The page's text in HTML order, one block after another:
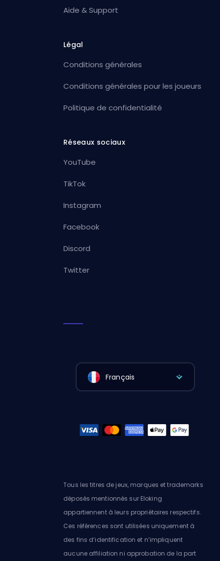
Aide & Support
Légal
Conditions générales
Conditions générales pour les joueurs
Politique de confidentialité
Réseaux sociaux
YouTube
TikTok
Instagram
Facebook
Discord
Twitter
Français
Tous les titres de jeux, marques et trademarks
déposés mentionnés sur Eloking
appartiennent à leurs propriétaires respectifs.
Ces références sont utilisées uniquement à
des fins d’identification et n’impliquent
aucune affiliation ni approbation de la part